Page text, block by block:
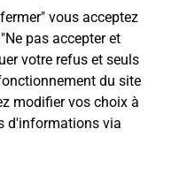
vous acceptez
pas accepter et
votre refus et seuls
du site
modifier vos choix à
d'informations via
LECOUSSE